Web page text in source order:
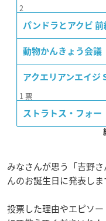
2
パンドラとアクビ 前
動物かんきょう会議
アクエリアンエイ
1 票
ストラトス・フォー
みなさんが思う「吉野
んのお誕生日に発表しま
投票した理由やエピソ